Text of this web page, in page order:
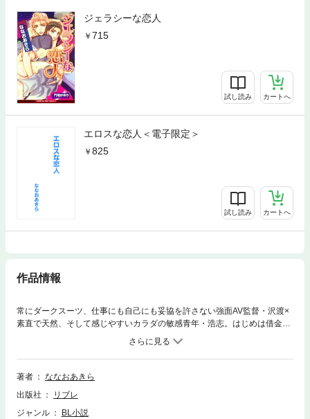
ジェラシーな恋人
715
試し読み カートへ
エロスな恋人＜電子限定＞
825
試し読み カートへ
作品情報
常にダークスーツ、仕事にも自己にも妥協を許さない強面AV監督・沢渡×
素直で天然、そして感じやすいカラダの敏感青年・浩志。はじめは借金返
済のために同居したふたりだけど、恋人になってからの生活は、とてつも
なく甘く、際限なくミダラで、とうとうスゴいお道具（!?）まで飛び出
し……!? テクニシャンな元AV男優・省吾×超童顔仕事人間・高原の番外
ももちろん収録！ 超絶大人気のハイパーラブエロス『みだらな恋人』＆
著者
ななおあきら
出版社
リブレ
ジャンル
BL小説